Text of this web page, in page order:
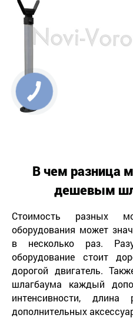
В чем разница
дешевым
Стоимость разных
оборудования может
в несколько раз.
оборудование стоит
дорогой двигатель.
шлагбаума каждый
интенсивности, длина
дополнительных